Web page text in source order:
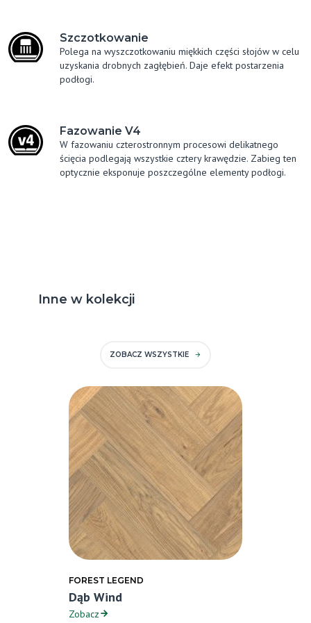
Szczotkowanie
Polega na wyszczotkowaniu miękkich części słojów w celu
uzyskania drobnych zagłębień. Daje efekt postarzenia
podłogi.
Fazowanie V4
W fazowaniu czterostronnym procesowi delikatnego
ścięcia podlegają wszystkie cztery krawędzie. Zabieg ten
optycznie eksponuje poszczególne elementy podłogi.
Inne w kolekcji
ZOBACZ WSZYSTKIE
FOREST LEGEND
Dąb Wind
Zobacz